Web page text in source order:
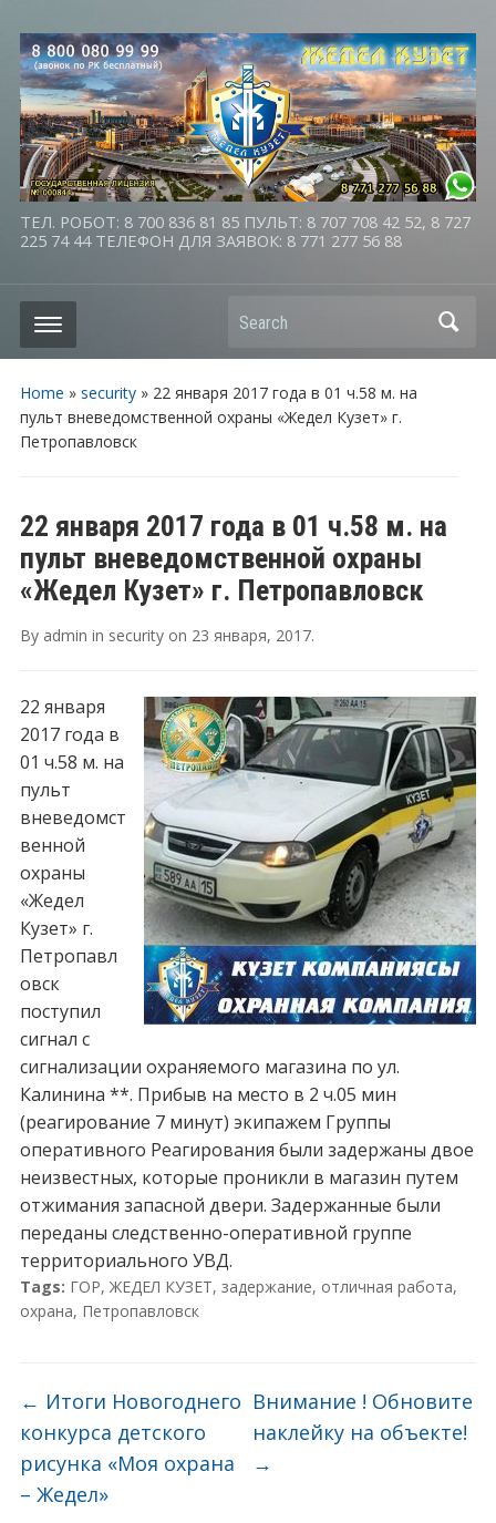
ТЕЛ. РОБОТ: 8 700 836 81 85 ПУЛЬТ: 8 707 708 42 52, 8 727
225 74 44 ТЕЛЕФОН ДЛЯ ЗАЯВОК: 8 771 277 56 88
Search
Home » security» 22 января 2017 года в 01 ч.58 м. на
пульт вневедомственной охраны «Жедел Кузет» г.
Петропавловск
22 января 2017 года в 01 ч.58 м. на
пульт вневедомственной охраны
«Жедел Кузет» г. Петропавловск
By admin in securityon 23 января, 2017.
22 января
2017 года в
01 ч.58 м. на
пульт
вневедомст
венной
охраны
«Жедел
Кузет» г.
Петропавл
овск
поступил
сигнал с
сигнализации охраняемого магазина по ул.
Калинина **. Прибыв на место в 2 ч.05 мин
(реагирование 7 минут) экипажем Группы
оперативного Реагирования были задержаны двое
неизвестных, которые проникли в магазин путем
отжимания запасной двери. Задержанные были
переданы следственно-оперативной группе
территориального УВД.
Tags: ГОР, ЖЕДЕЛ КУЗЕТ, задержание, отличная работа,
охрана, Петропавловск
← Итоги Новогоднего
конкурса детского
рисунка «Моя охрана
– Жедел»
Внимание ! Обновите
наклейку на объекте!
→